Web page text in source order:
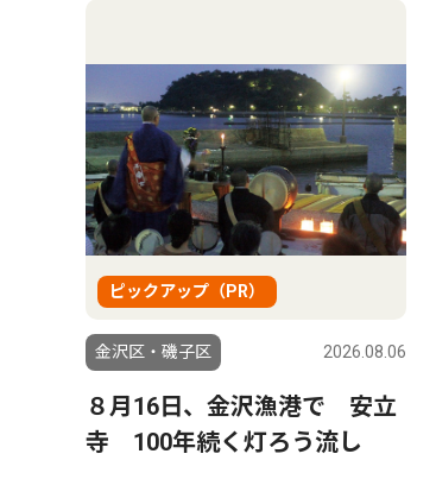
ピックアップ（PR）
金沢区・磯子区 2026.08.06
８月16日、金沢漁港で 安立
寺 100年続く灯ろう流し